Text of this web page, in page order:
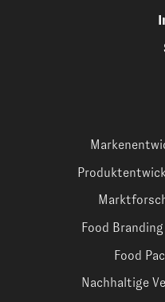
Food
Food
Nachhaltige